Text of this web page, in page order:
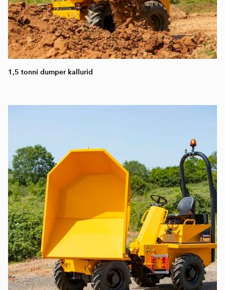
1,5 tonni dumper kallurid